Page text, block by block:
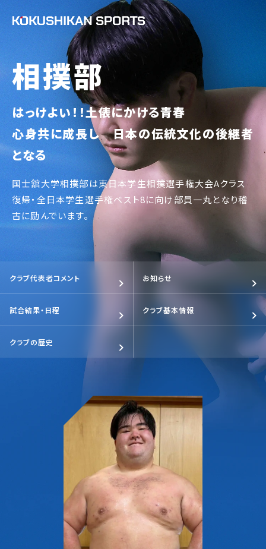
相撲部
はっけよい！！土俵にかける青春
心身共に成長し 日本の伝統文化の後継者
となる
国士舘大学相撲部は東日本学生相撲選手権大会Aクラス
復帰・全日本学生選手権ベスト8に向け部員一丸となり稽
古に励んでいます。
クラブ代表者コメント お知らせ
試合結果・日程 クラブ基本情報
クラブの歴史